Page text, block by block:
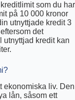
som du har
på 10 000 kronor
utnyttjade kredit 3
det
utnyttjad kredit kan
ekonomiska liv. Den
lån, såsom ett